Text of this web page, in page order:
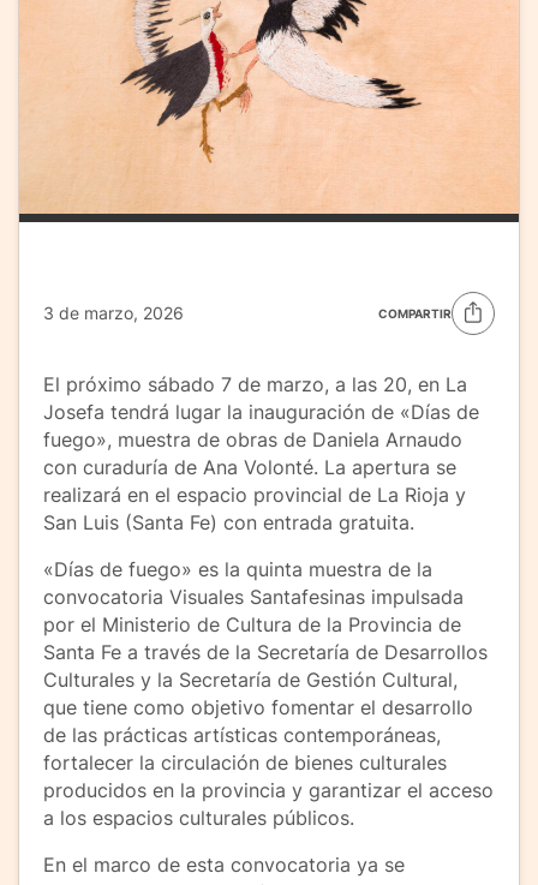
3 de marzo, 2026 COMPARTIR
El próximo sábado 7 de marzo, a las 20, en La
Josefa tendrá lugar la inauguración de «Días de
fuego», muestra de obras de Daniela Arnaudo
con curaduría de Ana Volonté. La apertura se
realizará en el espacio provincial de La Rioja y
San Luis (Santa Fe) con entrada gratuita.
«Días de fuego» es la quinta muestra de la
convocatoria Visuales Santafesinas impulsada
por el Ministerio de Cultura de la Provincia de
Santa Fe a través de la Secretaría de Desarrollos
Culturales y la Secretaría de Gestión Cultural,
que tiene como objetivo fomentar el desarrollo
de las prácticas artísticas contemporáneas,
fortalecer la circulación de bienes culturales
producidos en la provincia y garantizar el acceso
a los espacios culturales públicos.
En el marco de esta convocatoria ya se